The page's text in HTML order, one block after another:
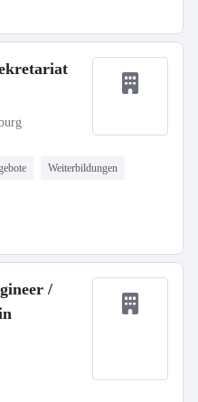
Weiterbildungen
/